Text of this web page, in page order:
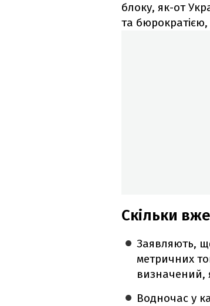
блоку, як-от
та
Скільки
Заявляють,
метричних
визначений,
Водночас у